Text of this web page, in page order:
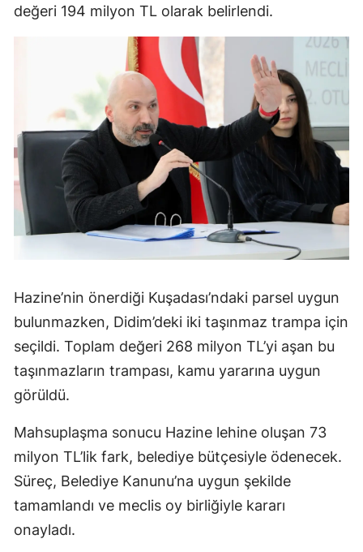
değeri 194 milyon TL olarak belirlendi.
Hazine’nin önerdiği Kuşadası’ndaki parsel uygun
bulunmazken, Didim’deki iki taşınmaz trampa için
seçildi. Toplam değeri 268 milyon TL’yi aşan bu
taşınmazların trampası, kamu yararına uygun
görüldü.
Mahsuplaşma sonucu Hazine lehine oluşan 73
milyon TL’lik fark, belediye bütçesiyle ödenecek.
Süreç, Belediye Kanunu’na uygun şekilde
tamamlandı ve meclis oy birliğiyle kararı
onayladı.